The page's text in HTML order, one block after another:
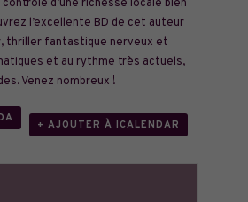
d’une richesse locale bien
l’excellente BD de cet auteur
thriller fantastique nerveux et
et au rythme très actuels,
Venez nombreux !
+ AJOUTER À ICALENDAR